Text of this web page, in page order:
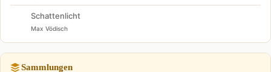
Schattenlicht
Max Vödisch
Sammlungen